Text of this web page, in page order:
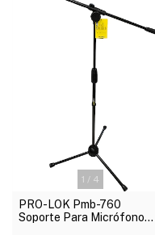
1 / 4
PRO-LOK Pmb-760
Soporte Para Micrófono